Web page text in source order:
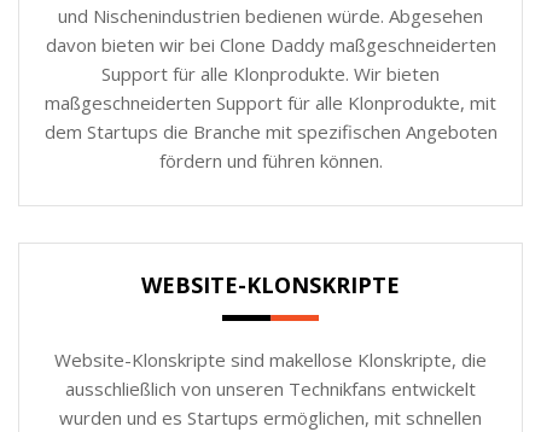
und Nischenindustrien bedienen würde. Abgesehen
davon bieten wir bei Clone Daddy maßgeschneiderten
Support für alle Klonprodukte. Wir bieten
maßgeschneiderten Support für alle Klonprodukte, mit
dem Startups die Branche mit spezifischen Angeboten
fördern und führen können.
WEBSITE-KLONSKRIPTE
Website-Klonskripte sind makellose Klonskripte, die
ausschließlich von unseren Technikfans entwickelt
wurden und es Startups ermöglichen, mit schnellen